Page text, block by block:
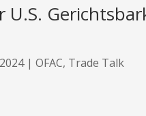
U.S.
|OFAC, Trade Talk